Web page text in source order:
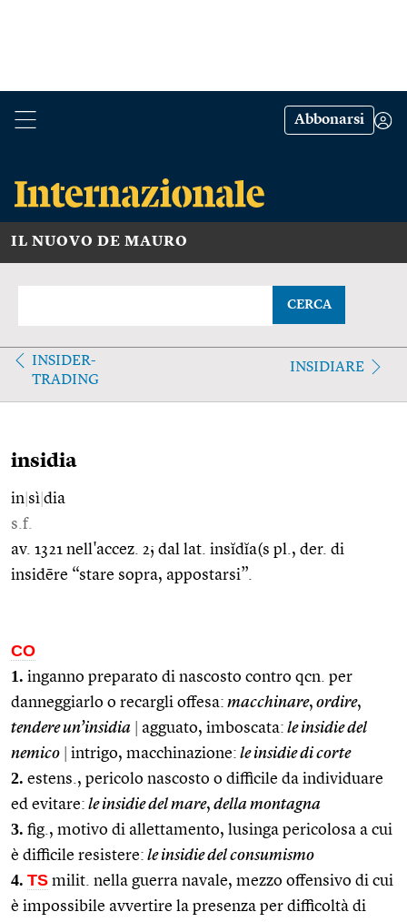
Abbonarsi
IL NUOVO DE MAURO
CERCA
INSIDER-
TRADING
INSIDIARE
insidia
in sì dia
s.f.
av. 1321 nell'accez. 2; dal lat. insĭdĭa(s pl., der. di
insidēre “stare sopra, appostarsi”.
CO
1. inganno preparato di nascosto contro qcn. per
danneggiarlo o recargli offesa: macchinare, ordire,
tendere un’insidia
agguato, imboscata: le insidie del
nemico
intrigo, macchinazione: le insidie di corte
2. estens., pericolo nascosto o difficile da individuare
ed evitare: le insidie del mare, della montagna
3. fig., motivo di allettamento, lusinga pericolosa a cui
è difficile resistere: le insidie del consumismo
4. TS milit. nella guerra navale, mezzo offensivo di cui
è impossibile avvertire la presenza per difficoltà di